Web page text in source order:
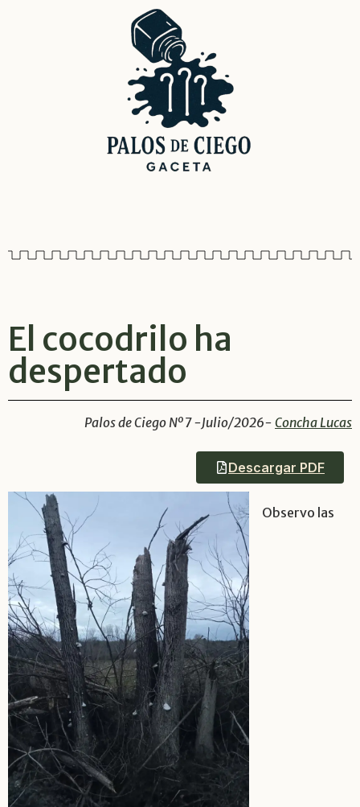
El cocodrilo ha
despertado
Palos de Ciego Nº 7 -Julio/2026- Concha Lucas
Descargar PDF
Observo las